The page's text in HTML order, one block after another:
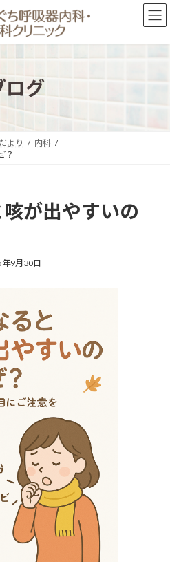
ログ
より
内科
？
が出やすいの
9月30日